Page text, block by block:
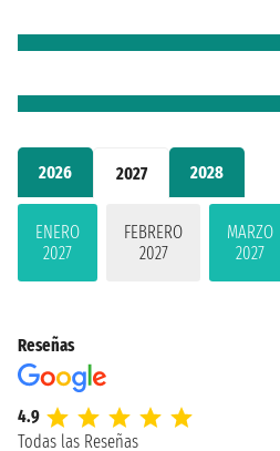
2026 2027 2028
ENERO
2027
FEBRERO
2027
MARZO
2027
Reseñas
4.9
Todas las Reseñas